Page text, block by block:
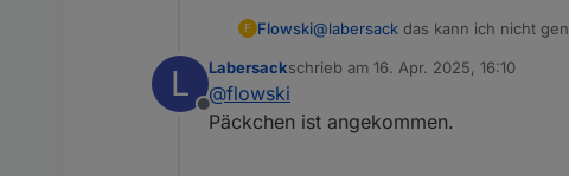
F Flowski@labersack das kann ich nicht
L
Offline
Labersackschrieb am 16. Apr. 2025, 16:10
zuletzt editiert von
@flowski
Päckchen ist angekommen.